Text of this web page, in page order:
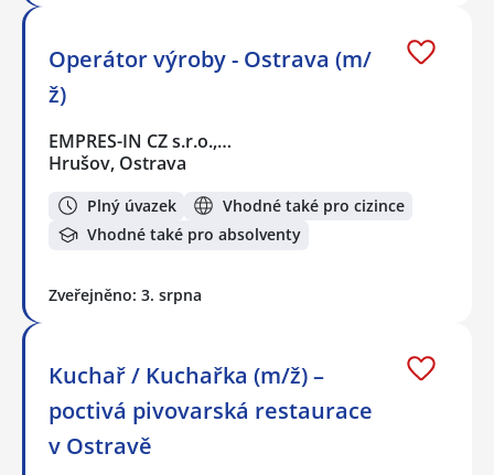
Operátor výroby - Ostrava (m/
ž)
EMPRES-IN CZ s.r.o.,…
Hrušov, Ostrava
Plný úvazek
Vhodné také pro cizince
Vhodné také pro absolventy
Zveřejněno: 3. srpna
Kuchař / Kuchařka (m/ž) –
poctivá pivovarská restaurace
v Ostravě